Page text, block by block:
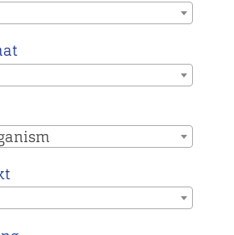
main
instead.